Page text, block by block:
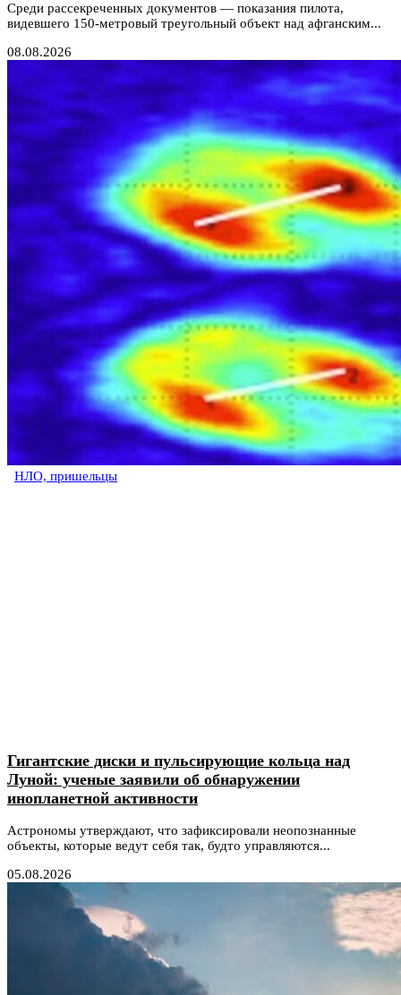
Среди рассекреченных документов — показания пилота,
видевшего 150-метровый треугольный объект над афганским...
08.08.2026
НЛО, пришельцы
Гигантские диски и пульсирующие кольца над
Луной: ученые заявили об обнаружении
инопланетной активности
Астрономы утверждают, что зафиксировали неопознанные
объекты, которые ведут себя так, будто управляются...
05.08.2026